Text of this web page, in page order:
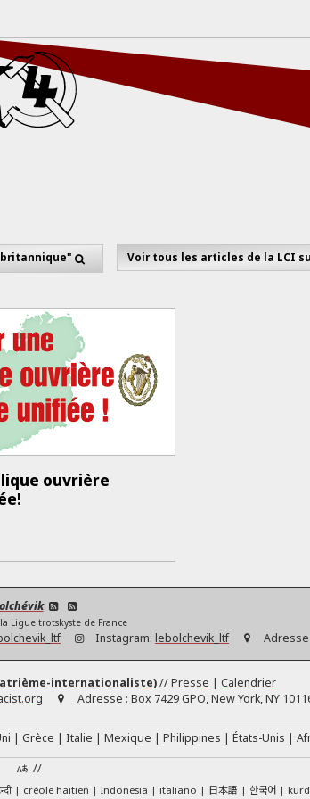
Voir tous les articles de la LCI
ouvrière
Ligue trotskyste de France
Instagram: lebolchevik_ltf Adresse
internationaliste) //Presse | Calendrier
Adresse : Box 7429 GPO, New York, NY
Grèce Italie Mexique Philippines États-Unis
//
créole haïtien Indonesia italiano 日本語 한국어